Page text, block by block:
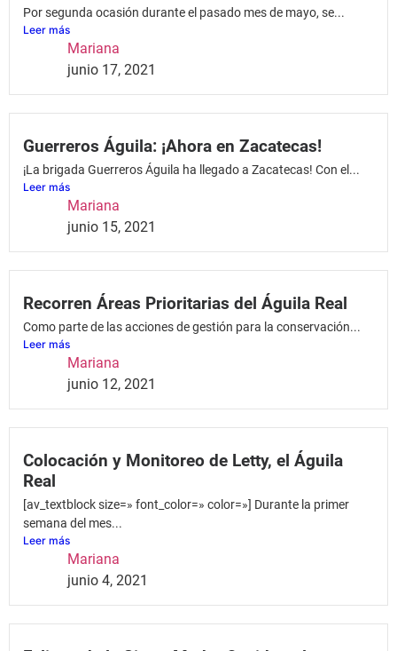
Por segunda ocasión durante el pasado mes de mayo, se...
Leer más
Mariana
junio 17, 2021
Guerreros Águila: ¡Ahora en Zacatecas!
¡La brigada Guerreros Águila ha llegado a Zacatecas! Con el...
Leer más
Mariana
junio 15, 2021
Recorren Áreas Prioritarias del Águila Real
Como parte de las acciones de gestión para la conservación...
Leer más
Mariana
junio 12, 2021
Colocación y Monitoreo de Letty, el Águila
Real
[av_textblock size=» font_color=» color=»] Durante la primer
semana del mes...
Leer más
Mariana
junio 4, 2021